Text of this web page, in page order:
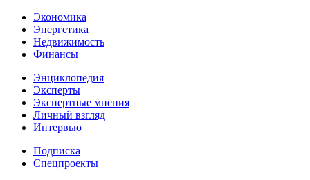
Экономика
Энергетика
Недвижимость
Финансы
Энциклопедия
Эксперты
Экспертные мнения
Личный взгляд
Интервью
Подписка
Спецпроекты